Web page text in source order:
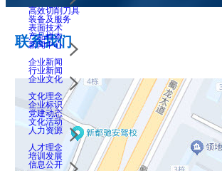
高效切削刀具
装备及服务
表面技术
产品样本
新闻中心
企业新闻
行业新闻
企业文化
文化理念
企业标识
党建动态
文化活动
人力资源
人才理念
培训发展
信息公开
联系我们